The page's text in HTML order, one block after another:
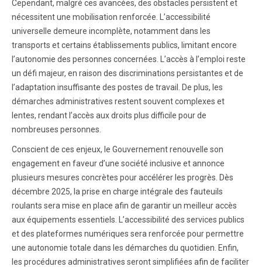
Cependant, malgré ces avancées, des obstacles persistent et
nécessitent une mobilisation renforcée. L’accessibilité
universelle demeure incomplète, notamment dans les
transports et certains établissements publics, limitant encore
l’autonomie des personnes concernées. L’accès à l’emploi reste
un défi majeur, en raison des discriminations persistantes et de
l’adaptation insuffisante des postes de travail. De plus, les
démarches administratives restent souvent complexes et
lentes, rendant l’accès aux droits plus difficile pour de
nombreuses personnes.
Conscient de ces enjeux, le Gouvernement renouvelle son
engagement en faveur d’une société inclusive et annonce
plusieurs mesures concrètes pour accélérer les progrès. Dès
décembre 2025, la prise en charge intégrale des fauteuils
roulants sera mise en place afin de garantir un meilleur accès
aux équipements essentiels. L’accessibilité des services publics
et des plateformes numériques sera renforcée pour permettre
une autonomie totale dans les démarches du quotidien. Enfin,
les procédures administratives seront simplifiées afin de faciliter